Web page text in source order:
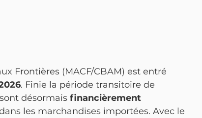
Frontières (MACF/CBAM) est entré
. Finie la période transitoire de
désormais financièrement
les marchandises importées. Avec le